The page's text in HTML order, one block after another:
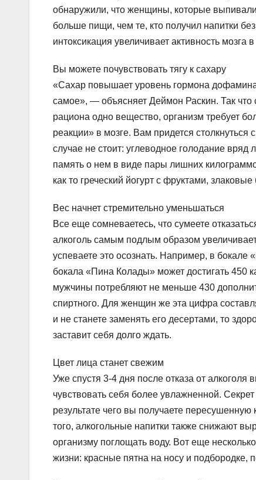
обнаружили, что женщины, которые выпивали
больше пищи, чем те, кто получил напитки
интоксикация увеличивает активность
Вы можете почувствовать тягу к сахару
«Сахар повышает уровень гормона
самое», — объясняет Деймон Раскин. Так что
рациона одно вещество, организм требует
реакции» в мозге. Вам придется столкнуться
случае не стоит: углеводное голодание
память о нем в виде пары лишних
как то греческий йогурт с фруктами,
Вес начнет стремительно уменьшаться
Все еще сомневаетесь, что сумеете
алкоголь самым подлым образом
успеваете это осознать. Например, в
бокала «Пина Колады» может достигать 450
мужчины потребляют не меньше 430
спиртного. Для женщин же эта цифра
и не станете заменять его десертами, то
заставит себя долго ждать.
Цвет лица станет свежим
Уже спустя 3-4 дня после отказа от алкоголя
чувствовать себя более увлажненной.
результате чего вы получаете
того, алкогольные напитки также снижают
организму поглощать воду. Вот еще
жизни: красные пятна на носу и подбородке,